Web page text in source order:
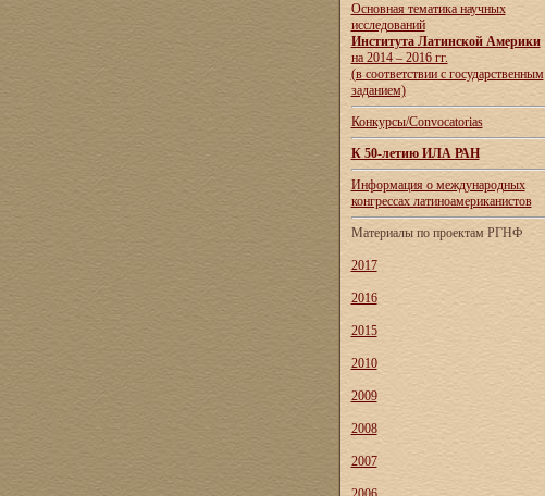
Основная тематика научных
исследований
Института Латинской Америки
на 2014 – 2016 гг.
(в соответствии с государственным
заданием)
Конкурсы/Convocatorias
К 50-летию ИЛА РАН
Информация о международных
конгрессах латиноамериканистов
Материалы по проектам РГНФ
2017
2016
2015
2010
2009
2008
2007